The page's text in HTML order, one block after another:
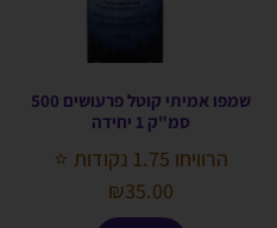
שמפו אמיתי קוטל פרעושים 500
סמ"ק 1 יחידה
הרוויחו 1.75 נקודות ⭐
₪35.00